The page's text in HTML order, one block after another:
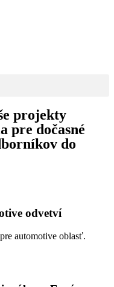
projekty
pre dočasné
do
odvetví
automotive oblasť.